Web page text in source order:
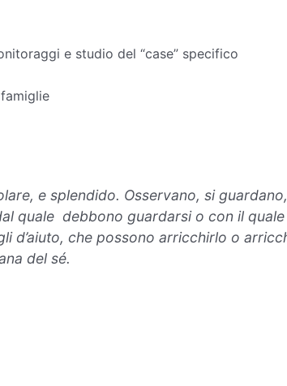
e studio del “case” specifico
e splendido. Osservano, si
quale debbono guardarsi o con il
d’aiuto, che possono arricchirlo o
del sé.